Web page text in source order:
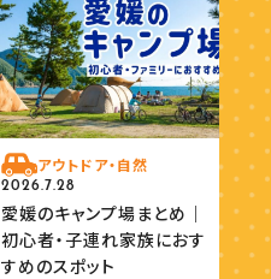
アウトドア・自然
2026.7.28
愛媛のキャンプ場まとめ｜
初心者・子連れ家族におす
すめのスポット